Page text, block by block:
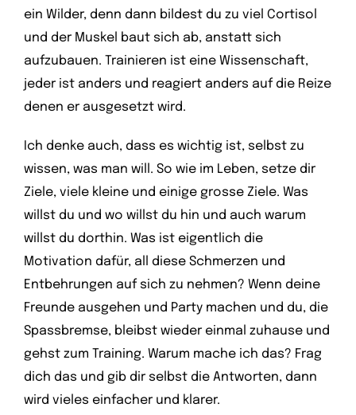
ein Wilder, denn dann bildest du zu viel Cortisol
und der Muskel baut sich ab, anstatt sich
aufzubauen. Trainieren ist eine Wissenschaft,
jeder ist anders und reagiert anders auf die Reize
denen er ausgesetzt wird.
Ich denke auch, dass es wichtig ist, selbst zu
wissen, was man will. So wie im Leben, setze dir
Ziele, viele kleine und einige grosse Ziele. Was
willst du und wo willst du hin und auch warum
willst du dorthin. Was ist eigentlich die
Motivation dafür, all diese Schmerzen und
Entbehrungen auf sich zu nehmen? Wenn deine
Freunde ausgehen und Party machen und du, die
Spassbremse, bleibst wieder einmal zuhause und
gehst zum Training. Warum mache ich das? Frag
dich das und gib dir selbst die Antworten, dann
wird vieles einfacher und klarer.